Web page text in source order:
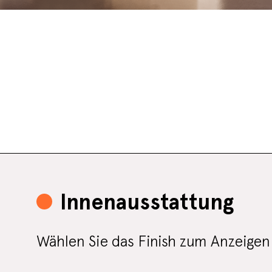
Innenausstattung
Wählen Sie das Finish zum